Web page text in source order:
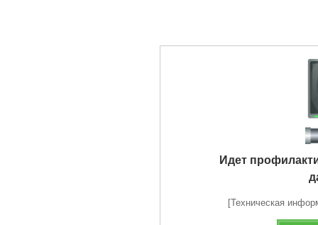
Идет
[Техническая